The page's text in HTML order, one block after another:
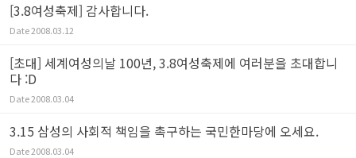
[3.8여성축제] 감사합니다.
Date2008.03.12
[초대] 세계여성의날 100년, 3.8여성축제에 여러분을 초대합니
다 :D
Date2008.03.04
3.15 삼성의 사회적 책임을 촉구하는 국민한마당에 오세요.
Date2008.03.04